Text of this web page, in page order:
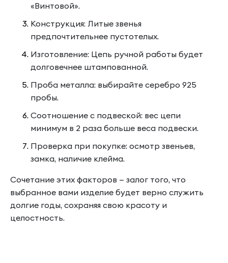
«Винтовой».
Конструкция: Литые звенья
предпочтительнее пустотелых.
Изготовление: Цепь ручной работы будет
долговечнее штампованной.
Проба металла: выбирайте серебро 925
пробы.
Соотношение с подвеской: вес цепи
минимум в 2 раза больше веса подвески.
Проверка при покупке: осмотр звеньев,
замка, наличие клейма.
Сочетание этих факторов — залог того, что
выбранное вами изделие будет верно служить
долгие годы, сохраняя свою красоту и
целостность.